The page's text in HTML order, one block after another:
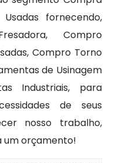
fornecendo,
Compro
Compro Torno
de Usinagem
Industriais, para
de seus
nosso trabalho,
orçamento!